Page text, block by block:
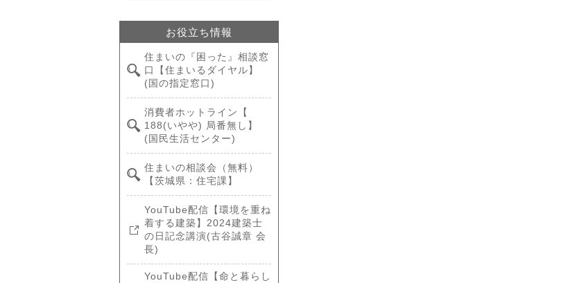
お役立ち情報
住まいの『困った』相談窓
口【住まいるダイヤル】
(国の指定窓口)
消費者ホットライン【
188(いやや) 局番無し】
(国民生活センター)
住まいの相談会（無料）
【茨城県：住宅課】
YouTube配信【環境を重ね
着する建築】2024建築士
の日記念講演(古谷誠章 会
長)
YouTube配信【命と暮らし